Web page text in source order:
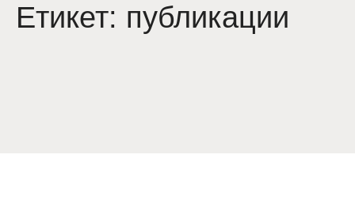
Етикет: публикации